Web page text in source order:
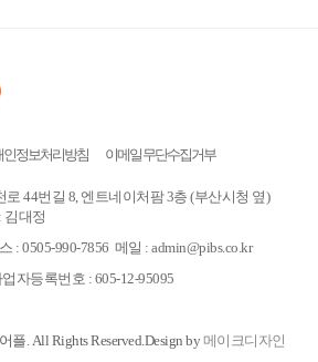
인정보처리방침 이메일 무단수집거부
44번길 8, 엔트네이처팜 3층 (부산시청 옆)
김대정
: 0505-990-7856 메일 : admin@pibs.co.kr
자등록번호 : 605-12-95095
플.All Rights Reserved.Design by메이크디자인